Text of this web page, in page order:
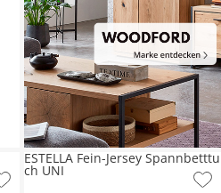
ESTELLA Fein-Jersey Spannbetttu
ch UNI